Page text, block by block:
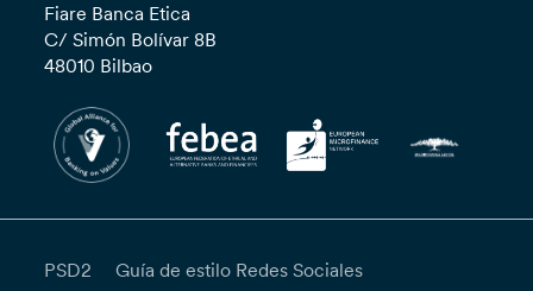
Fiare Banca Etica
C/ Simón Bolívar 8B
48010 Bilbao
PSD2
Guía de estilo Redes Sociales